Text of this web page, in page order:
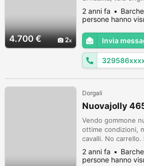
4.700 € 2
2017. Per info e
contattatemi
dopo visione NON
2 anni fa
persone hanno
Invia
Dorgali
Nuovajolly
Vendo gommone
ottime condizioni,
cavalli. No
chiuso in garage
inutilizzo e
2 anni fa
persone hanno